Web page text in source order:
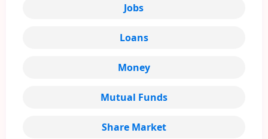
Jobs
Loans
Money
Mutual Funds
Share Market